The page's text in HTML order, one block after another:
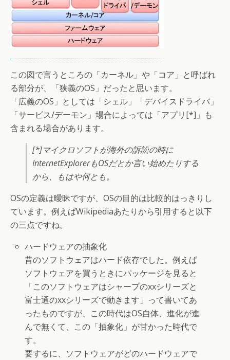
この図で言うところの「カーネル」や「コア」と呼ばれ
る部分が、「狭義のOS」だったと思います。
「広義のOS」としては「シェル」「デバイスドライバ」
「サービス/デーモン」場合によっては「アプリ[*]」も
含まれる場合があります。
[*]マイクロソフトが海外の訴訟の時に
InternetExplorerもOSだとか言い始めたりする
から、もはや何とも。
OSの定義は曖昧ですが、OSの目的は比較的はっきりし
ています。例えばWikipediaあたりから引用すると以下
の三点ですね。
ハードウェアの抽象化
昔のソフトウェアはハード依存でした。例えば
ソフトウェアを買うときにパッケージを見ると
「このソフトウェアはシャープのxxシリーズと
富士通のxxシリーズで動きます」って書いてあ
ったものですが、この時代はOS自体、進化が進
んで無くて、この「抽象化」が甘かった時代で
す。
要するに、ソフトウェアがどのハードウェアで